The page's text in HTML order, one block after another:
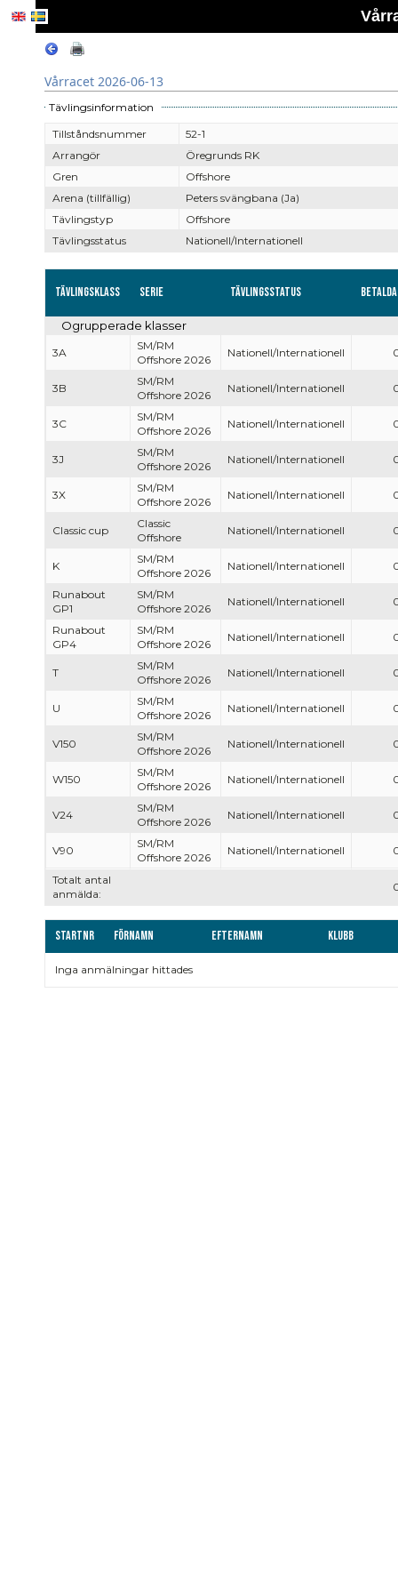
Vårracet 2026-06-13
Tävlingsinformation
Tillståndsnummer
52-1
Arrangör
Öregrunds RK
Gren
Offshore
Arena (tillfällig)
Peters svängbana (Ja)
Tävlingstyp
Offshore
Tävlingsstatus
Nationell/Internationell
Tävlingsklass Serie Tävlingsstatus Betalda
Totalt antal
anmälda:
Ogrupperade klasser
3A
SM/RM
Offshore 2026
Nationell/Internationell
3B
SM/RM
Offshore 2026
Nationell/Internationell
3C
SM/RM
Offshore 2026
Nationell/Internationell
3J
SM/RM
Offshore 2026
Nationell/Internationell
3X
SM/RM
Offshore 2026
Nationell/Internationell
Classic cup
Classic
Offshore
Nationell/Internationell
K
SM/RM
Offshore 2026
Nationell/Internationell
Runabout
GP1
SM/RM
Offshore 2026
Nationell/Internationell
Runabout
GP4
SM/RM
Offshore 2026
Nationell/Internationell
T
SM/RM
Offshore 2026
Nationell/Internationell
U
SM/RM
Offshore 2026
Nationell/Internationell
V150
SM/RM
Offshore 2026
Nationell/Internationell
W150
SM/RM
Offshore 2026
Nationell/Internationell
V24
SM/RM
Offshore 2026
Nationell/Internationell
V90
SM/RM
Offshore 2026
Nationell/Internationell
Startnr Förnamn Efternamn Klubb
Inga anmälningar hittades